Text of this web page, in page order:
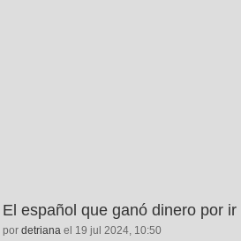
El español que ganó dinero por
por detriana el 19 jul 2024, 10:50